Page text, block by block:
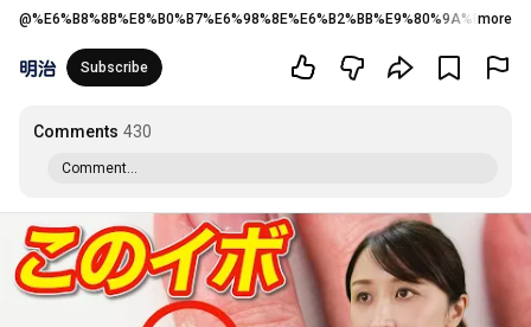
@ more
Subscribe
Comments 430
Comment...